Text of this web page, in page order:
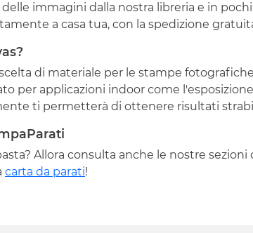
immagini dalla nostra libreria e in
a casa tua, con la spedizione
di materiale per le stampe
per applicazioni indoor come
ti permetterà di ottenere risultati
Allora consulta anche le nostre sezioni
carta da parati!